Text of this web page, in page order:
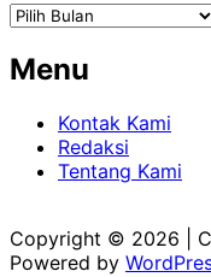
Arsip
Menu
Kontak Kami
Redaksi
Tentang Kami
Copyright © 2026 |
Powered by